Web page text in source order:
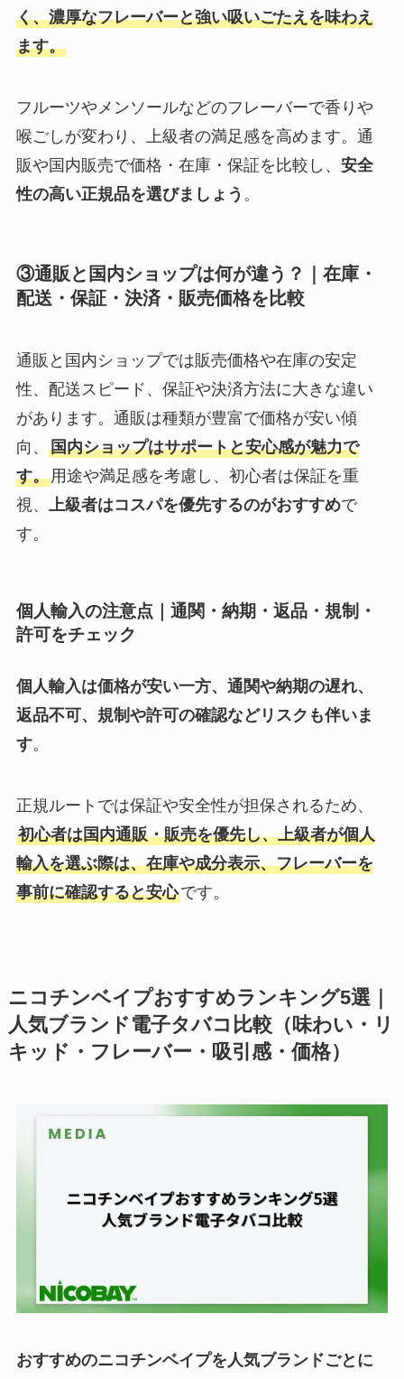
く、濃厚なフレーバーと強い吸いごたえを味わえ
ます。
フルーツやメンソールなどのフレーバーで香りや
喉ごしが変わり、上級者の満足感を高めます。通
販や国内販売で価格・在庫・保証を比較し、 安全
性の高い正規品を選びましょう 。
③通販と国内ショップは何が違う？｜在庫・
配送・保証・決済・販売価格を比較
通販と国内ショップでは販売価格や在庫の安定
性、配送スピード、保証や決済方法に大きな違い
があります。通販は種類が豊富で価格が安い傾
向、 国内ショップはサポートと安心感が魅力で
す。用途や満足感を考慮し、初心者は保証を重
視、 上級者はコスパを優先するのがおすすめで
す。
個人輸入の注意点｜通関・納期・返品・規制・
許可をチェック
個人輸入は価格が安い一方、通関や納期の遅れ、
返品不可、規制や許可の確認などリスクも伴いま
す。
正規ルートでは保証や安全性が担保されるため、
初心者は国内通販・販売を優先し、上級者が個人
輸入を選ぶ際は、在庫や成分表示、フレーバーを
事前に確認すると安心です。
ニコチンベイプおすすめランキング5選｜
人気ブランド電子タバコ比較（味わい・リ
キッド・フレーバー・吸引感・価格）
おすすめのニコチンベイプを人気ブランドごとに